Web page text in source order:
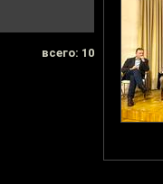
всего: 10